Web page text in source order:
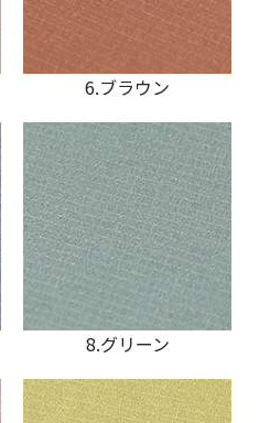
6.ブラウン
8.グリーン